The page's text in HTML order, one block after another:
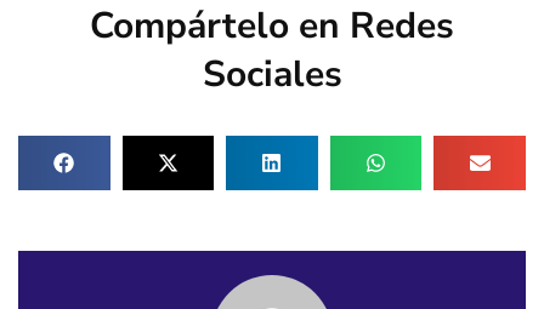
Compártelo en Redes
Sociales